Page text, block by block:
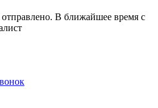
В ближайшее время с